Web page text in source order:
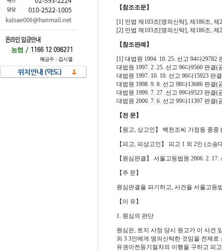
【참조조문】
[1] 민법 제103조[명의신탁], 제186조, 제
[2] 민법 제103조[명의신탁], 제186조, 제
【참조판례】
[1] 대법원 1994. 10. 25. 선고 94다29782
대법원 1997. 2. 25. 선고 96다9560 판결(
대법원 1997. 10. 10. 선고 96다15923 판
대법원 1998. 9. 8. 선고 98다13686 판결(
대법원 1999. 7. 27. 선고 99다9523 판결(
대법원 2000. 7. 6. 선고 99다11397 판결(
【전 문】
【원고, 상고인】 백천조씨 가정동 종
【피고, 피상고인】 피고 1 외 2인 (소
【원심판결】 서울고등법원 2006. 2. 17.
【주 문】
원심판결을 파기하고, 사건을 서울고등
【이 유】
1. 원심의 판단
원심은, 토지 사정 당시 원고가 이 사건
외 3 3인에게 명의신탁한 것임을 전제
유권이전등기절차의 이행을 구하고 피